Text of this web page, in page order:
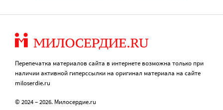
Перепечатка материалов сайта в интернете возможна только при
наличии активной гиперссылки на оригинал материала на сайте
miloserdie.ru
© 2024 – 2026. Милосердие.ru